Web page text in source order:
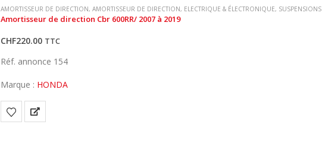
AMORTISSEUR DE DIRECTION, AMORTISSEUR DE DIRECTION, ELECTRIQUE & ÉLECTRONIQUE, SUSPENSIONS
Amortisseur de direction Cbr 600RR/ 2007 à 2019
CHF220.00 TTC
Réf. annonce 154
Marque : HONDA